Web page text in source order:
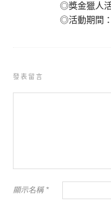
◎獎金獵人
◎活動期間
發表留言
顯示名稱 *